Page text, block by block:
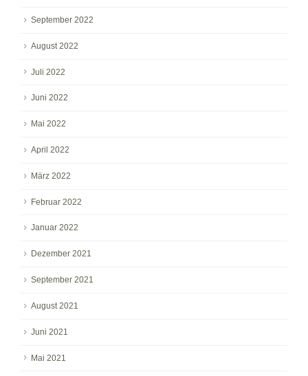
September 2022
August 2022
Juli 2022
Juni 2022
Mai 2022
April 2022
März 2022
Februar 2022
Januar 2022
Dezember 2021
September 2021
August 2021
Juni 2021
Mai 2021